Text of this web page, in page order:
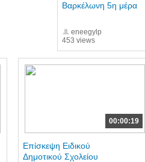
453 views
Βαρκέλωνη 5η μέρα
eneegylp
00:00:19
Επίσκεψη Ειδικού
Δημοτικού Σχολείου